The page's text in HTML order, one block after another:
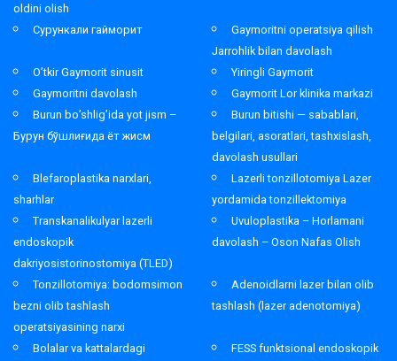
oldini olish
Сурункали гайморит
Gaymoritni operatsiya qilish
Jarrohlik bilan davolash
O’tkir Gaymorit sinusit
Yiringli Gaymorit
Gaymoritni davolash
Gaymorit Lor klinika markazi
Burun bo’shlig’ida yot jism –
Бурун бўшлиғида ёт жисм
Burun bitishi — sabablari,
belgilari, asoratlari, tashxislash,
davolash usullari
Blefaroplastika narxlari,
sharhlar
Lazerli tonzillotomiya Lazer
yordamida tonzillektomiya
Transkanalikulyar lazerli
endoskopik
dakriyosistorinostomiya (TLED)
Uvuloplastika – Horlamani
davolash – Oson Nafas Olish
Tonzillotomiya: bodomsimon
bezni olib tashlash
operatsiyasining narxi
Adenoidlarni lazer bilan olib
tashlash (lazer adenotomiya)
Bolalar va kattalardagi
FESS funktsional endoskopik